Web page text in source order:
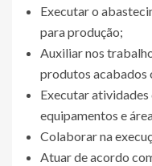
Executar o
para produção;
Auxiliar nos
produtos acabados
Executar atividades
equipamentos e
Colaborar na
Atuar de acordo